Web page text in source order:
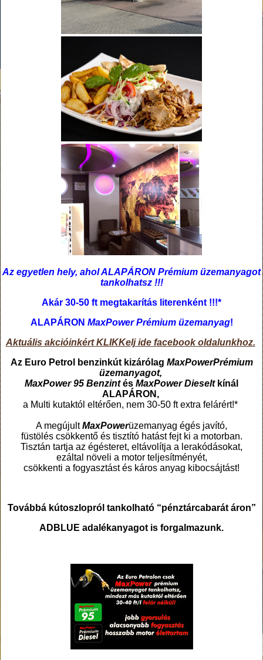
Az egyetlen hely, ahol ALAPÁRON Prémium üzemanyagot
tankolhatsz !!!
Akár 30-50 ft megtakarítás literenként !!!*
ALAPÁRON MaxPower Prémium üzemanyag!
Aktuális akcióinkért KLIKKelj ide facebook oldalunkhoz.
Az Euro Petrol benzinkút kizárólag MaxPowerPrémium
üzemanyagot,
MaxPower 95 Benzintés MaxPower Dieseltkínál
ALAPÁRON,
a Multi kutaktól eltérően, nem 30-50 ft extra felárért!*
A megújultMaxPowerüzemanyag égés javító,
füstölés csökkentő és tisztító hatást fejt ki a motorban.
Tisztán tartja az égésteret, eltávolítja a lerakódásokat,
ezáltal növeli a motor teljesítményét,
csökkenti a fogyasztást és káros anyag kibocsájtást!
Továbbá kútoszlopról tankolható “pénztárcabarát áron”
ADBLUE adalékanyagot is forgalmazunk.